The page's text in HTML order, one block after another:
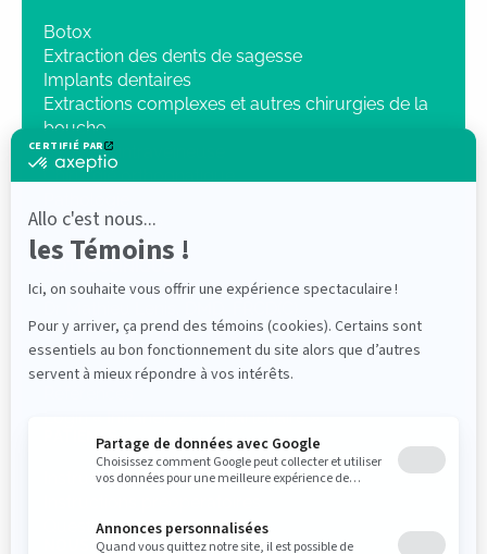
Botox
Extraction des dents de sagesse
Implants dentaires
Extractions complexes et autres chirurgies de la
bouche
Sédation intraveineuse
Chirurgie orthognatique
Traumatologie
Radiologie 3D
NOTRE CLINIQUE
Dr Elliot Saleh DMD, FRCDC ABOMS
PROFESSIONNELS
PATIENTS
Instructions postopératoires
Questionnaire médical
NOUS SUIVRE